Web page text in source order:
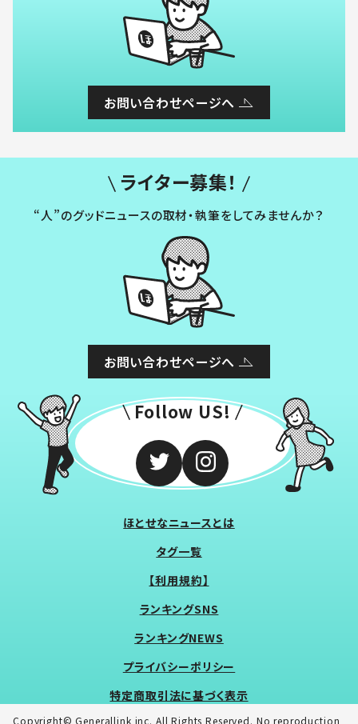
お問い合わせページへ
ライター募集！
“人”のグッドニュースの取材・執筆をしてみませんか？
お問い合わせページへ
Follow US!
ほとせなニュースとは
タグ一覧
【利用規約】
ランキングSNS
ランキングNEWS
プライバシーポリシー
特定商取引法に基づく表示
Copyright© Generallink inc. All Rights Reserved. No reproduction